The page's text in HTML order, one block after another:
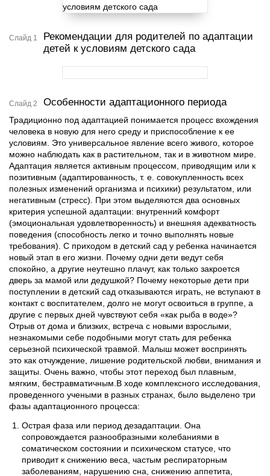
Слайд 1
Рекомендации для родителей по адаптации
детей к условиям детского сада
Слайд 2 Особенности адаптационного периода
Традиционно под адаптацией понимается процесс вхождения
человека в новую для него среду и приспособление к ее
условиям. Это универсальное явление всего живого, которое
можно наблюдать как в растительном, так и в животном мире.
Адаптация является активным процессом, приводящим или к
позитивным (адаптированность, т. е. совокупленность всех
полезных изменений организма и психики) результатом, или
негативным (стресс). При этом выделяются два основных
критерия успешной адаптации: внутренний комфорт
(эмоциональная удовлетворенность) и внешняя адекватность
по­ведения (способность легко и точно выполнять новые
требования). С приходом в детский сад у ребенка начинается
новый этап в его жизни. Почему одни дети ведут себя
спокойно, а другие неутешно плачут, как только закроется
дверь за мамой или дедушкой? Почему некоторые дети при
поступлении в детский сад отказываются играть, не вступают в
контакт с воспитателем, долго не могут освоиться в группе, а
другие с первых дней чувствуют себя «как рыба в воде»?
Отрыв от дома и близких, встреча с новыми взрослыми,
незнакомыми себе подобными могут стать для ребенка
серьезной психической травмой. Малыш может воспринять
это как отчуждение, лишение родительской любви, внимания и
защиты. Очень важно, что­бы этот переход был плавным,
мягким, бестравматичным.В ходе комплексного исследования,
проведенного учеными в разных странах, было выделено три
фазы адаптационного процесса:
Острая фаза или период дезадаптации. Она
сопровождается разнообразными колебаниями в
соматическом состоянии и психическом статусе, что
приводит к снижению веса, частым респираторным
заболеваниям, нарушению сна, снижению аппетита,